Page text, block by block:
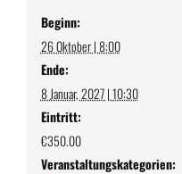
Beginn:
26 Oktober | 8:00
Ende:
8 Januar, 2027 | 10:30
Eintritt:
€350.00
Veranstaltungskategorien: